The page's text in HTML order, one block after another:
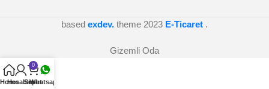
based exdev. theme 2023 E-Ticaret .
Gizemli Oda
Home
Hesabım
0
Sepet
Whatsapp